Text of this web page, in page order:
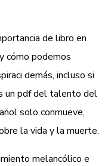
de libro en
cómo podemos
demás, incluso si
un pdf del talento del
solo conmueve,
la vida y la muerte.
melancólico e